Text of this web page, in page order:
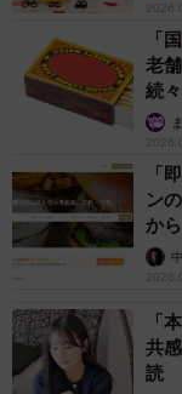
「
老
続
「
ン
か
「
共
読